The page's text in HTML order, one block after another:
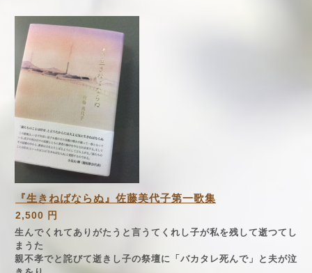
『生きねばならぬ』佐藤美代子第一歌集
2,500 円
生んでくれてありがたうと言うてくれし子が私を残して逝つてし
まうた
親不孝でと詫びて逝きし子の祭壇に「バカタレ死んで」と夫が泣